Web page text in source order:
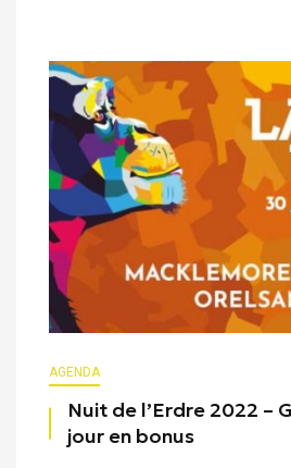
AGENDA
Nuit de l’Erdre 2022 –
jour en bonus